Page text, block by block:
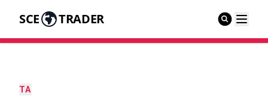
SCE TRADER
TA